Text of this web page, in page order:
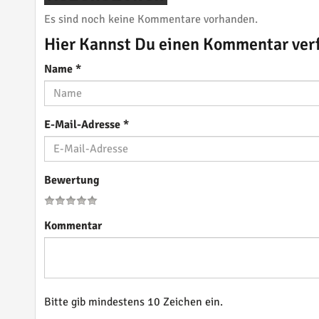
Es sind noch keine Kommentare vorhanden.
Hier Kannst Du einen Kommentar
Name *
E-Mail-Adresse *
Bewertung
Kommentar
Bitte gib mindestens 10 Zeichen ein.